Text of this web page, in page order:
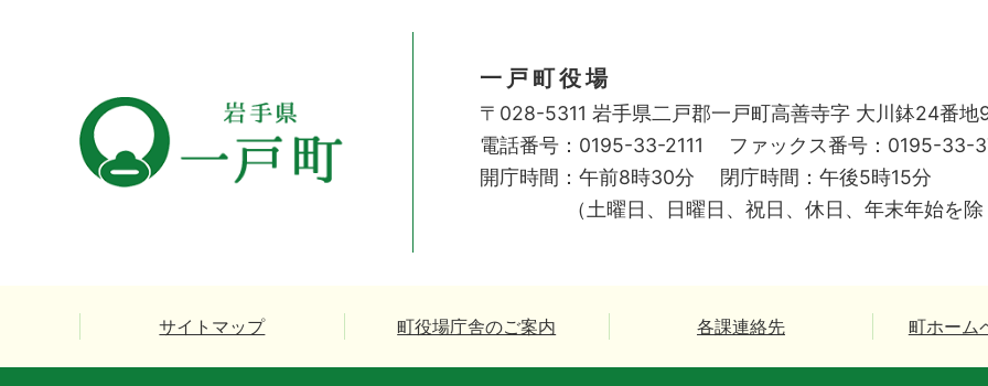
一戸町役場
〒028-5311 岩手県二戸郡一戸町高善寺字 大川鉢24番地
電話番号：0195-33-2111
ファックス番号：0195-33-
開庁時間：午前8時30分
閉庁時間：午後5時15分
（土曜日、日曜日、祝日、休日、年末年始を
サイトマップ 町役場庁舎のご案内 各課連絡先 町ホーム